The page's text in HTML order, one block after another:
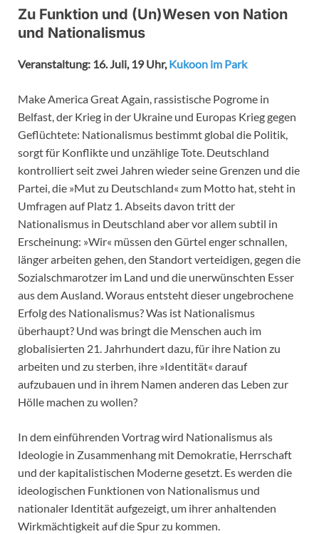
Zu Funktion und (Un)Wesen von Nation
und Nationalismus
Veranstaltung: 16. Juli, 19 Uhr,Kukoon im Park
Make America Great Again, rassistische Pogrome in
Belfast, der Krieg in der Ukraine und Europas Krieg gegen
Geflüchtete: Nationalismus bestimmt global die Politik,
sorgt für Konflikte und unzählige Tote. Deutschland
kontrolliert seit zwei Jahren wieder seine Grenzen und die
Partei, die »Mut zu Deutschland« zum Motto hat, steht in
Umfragen auf Platz 1. Abseits davon tritt der
Nationalismus in Deutschland aber vor allem subtil in
Erscheinung: »Wir« müssen den Gürtel enger schnallen,
länger arbeiten gehen, den Standort verteidigen, gegen die
Sozialschmarotzer im Land und die unerwünschten Esser
aus dem Ausland. Woraus entsteht dieser ungebrochene
Erfolg des Nationalismus? Was ist Nationalismus
überhaupt? Und was bringt die Menschen auch im
globalisierten 21. Jahrhundert dazu, für ihre Nation zu
arbeiten und zu sterben, ihre »Identität« darauf
aufzubauen und in ihrem Namen anderen das Leben zur
Hölle machen zu wollen?
In dem einführenden Vortrag wird Nationalismus als
Ideologie in Zusammenhang mit Demokratie, Herrschaft
und der kapitalistischen Moderne gesetzt. Es werden die
ideologischen Funktionen von Nationalismus und
nationaler Identität aufgezeigt, um ihrer anhaltenden
Wirkmächtigkeit auf die Spur zu kommen.